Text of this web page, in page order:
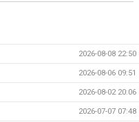
2026-08-08 22:50
2026-08-06 09:51
2026-08-02 20:06
2026-07-07 07:48